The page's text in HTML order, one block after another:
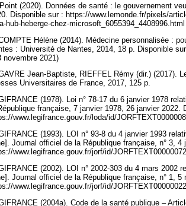
Point (2020). Données de santé : le gouvernement
Disponible sur : https://www.lemonde.fr/pixels/
hub-heberge-chez-
Hélène (2014). Médecine personnalisée :
: Université de Nantes, 2014, 18 p. Disponible
novembre 2021)
Jean-Baptiste, RIEFFEL Rémy (dir.) (2017).
Universitaires de France, 2017, 125 p.
(1978). Loi n° 78-17 du 6 janvier 1978
française, 7 janvier 1978, 26 janvier 2022.
www.legifrance.gouv.fr/loda/id/
(1993). LOI n° 93-8 du 4 janvier 1993
Journal officiel de la République française, n° 3,
www.legifrance.gouv.fr/jorf/id/
(2002). LOI n° 2002-303 du 4 mars
Journal officiel de la République française, n° 1,
www.legifrance.gouv.fr/jorf/id/
(2004a). Code de la santé publique –